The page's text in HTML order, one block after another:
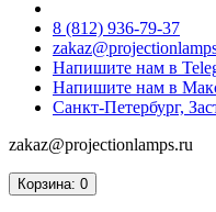
8 (812) 936-79-37
Напишите нам в
Напишите нам в
Санкт-Петербург,
zakaz@projectionlamps.ru
Корзина: 0